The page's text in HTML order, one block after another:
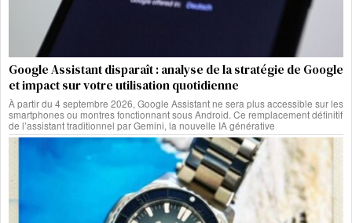
Google Assistant disparaît : analyse de la stratégie de Google
et impact sur votre utilisation quotidienne
À partir du 4 septembre 2026, Google Assistant ne sera plus accessible sur les
smartphones ou montres fonctionnant sous Android. Ce remplacement définitif
de l’assistant traditionnel par Gemini, la nouvelle IA générative